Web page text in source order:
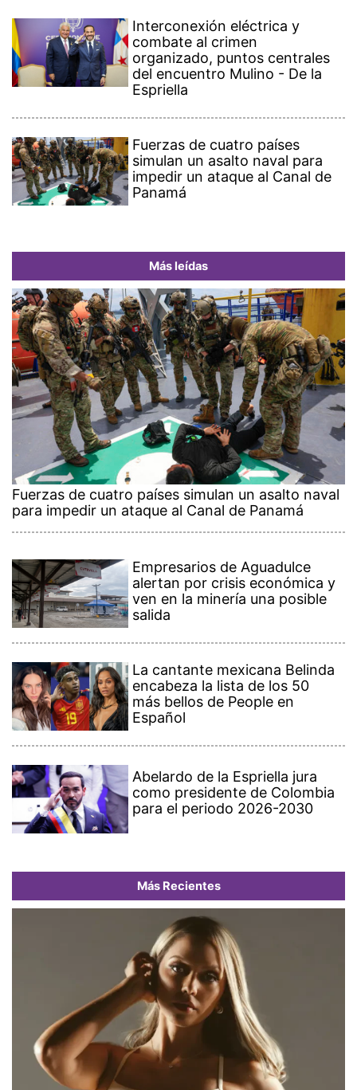
Interconexión eléctrica y
combate al crimen
organizado, puntos centrales
del encuentro Mulino - De la
Espriella
Fuerzas de cuatro países
simulan un asalto naval para
impedir un ataque al Canal de
Panamá
Más leídas
Fuerzas de cuatro países simulan un asalto naval
para impedir un ataque al Canal de Panamá
Empresarios de Aguadulce
alertan por crisis económica y
ven en la minería una posible
salida
La cantante mexicana Belinda
encabeza la lista de los 50
más bellos de People en
Español
Abelardo de la Espriella jura
como presidente de Colombia
para el periodo 2026-2030
Más Recientes